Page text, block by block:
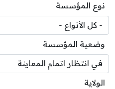
نوع المؤسسة
وضعية المؤسسة
الولاية